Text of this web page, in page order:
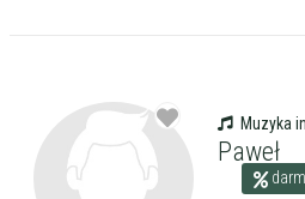
Muzyka
Paweł